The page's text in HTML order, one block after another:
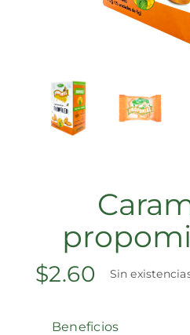
$2.60 Sin
Beneficios